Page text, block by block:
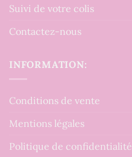
Suivi de votre colis
Contactez-nous
INFORMATION:
Conditions de vente
Mentions légales
Politique de confidentialité